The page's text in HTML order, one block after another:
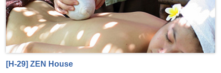
[H-29] ZEN House